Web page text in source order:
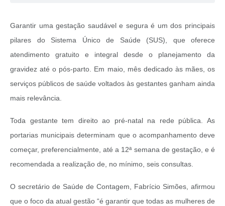
Garantir uma gestação saudável e segura é um dos principais
pilares do Sistema Único de Saúde (SUS), que oferece
atendimento gratuito e integral desde o planejamento da
gravidez até o pós-parto. Em maio, mês dedicado às mães, os
serviços públicos de saúde voltados às gestantes ganham ainda
mais relevância.
Toda gestante tem direito ao pré-natal na rede pública. As
portarias municipais determinam que o acompanhamento deve
começar, preferencialmente, até a 12ª semana de gestação, e é
recomendada a realização de, no mínimo, seis consultas.
O secretário de Saúde de Contagem, Fabrício Simões, afirmou
que o foco da atual gestão “é garantir que todas as mulheres de